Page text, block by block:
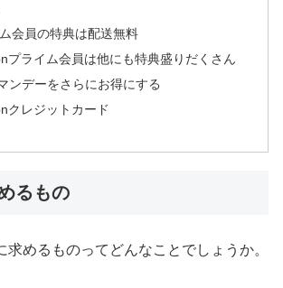
会員の特典は配送無料
プライム会員は他にも特典盛りだくさん
ンデーをさらにお得にする
クレジットカード
るもの
求めるものってどんなことでしょうか。